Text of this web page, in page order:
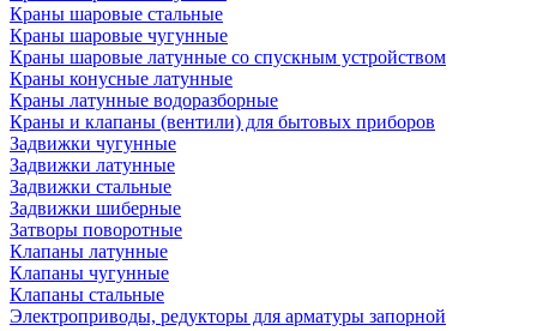
Краны шаровые стальные
Краны шаровые чугунные
Краны шаровые латунные со спускным устройством
Краны конусные латунные
Краны латунные водоразборные
Краны и клапаны (вентили) для бытовых приборов
Задвижки чугунные
Задвижки латунные
Задвижки стальные
Задвижки шиберные
Затворы поворотные
Клапаны латунные
Клапаны чугунные
Клапаны стальные
Электроприводы, редукторы для арматуры запорной